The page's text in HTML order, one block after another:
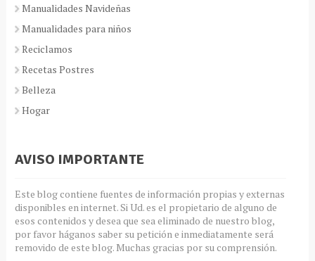
Manualidades Navideñas
Manualidades para niños
Reciclamos
Recetas Postres
Belleza
Hogar
AVISO IMPORTANTE
Este blog contiene fuentes de información propias y externas
disponibles en internet. Si Ud. es el propietario de alguno de
esos contenidos y desea que sea eliminado de nuestro blog,
por favor háganos saber su petición e inmediatamente será
removido de este blog. Muchas gracias por su comprensión.